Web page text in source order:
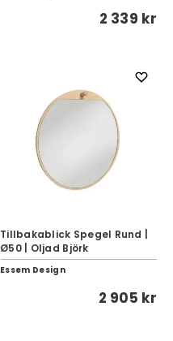
2 339 kr
Tillbakablick Spegel Rund |
Ø50 | Oljad Björk
Essem Design
2 905 kr